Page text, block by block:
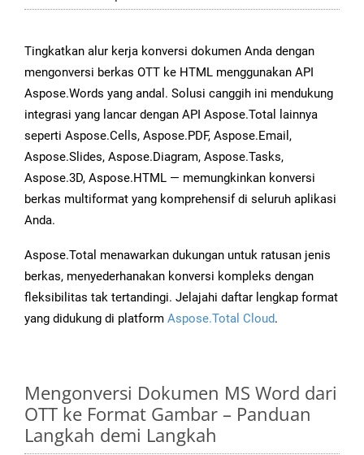
Tingkatkan alur kerja konversi dokumen Anda dengan
mengonversi berkas OTT ke HTML menggunakan API
Aspose.Words yang andal. Solusi canggih ini mendukung
integrasi yang lancar dengan API Aspose.Total lainnya
seperti Aspose.Cells, Aspose.PDF, Aspose.Email,
Aspose.Slides, Aspose.Diagram, Aspose.Tasks,
Aspose.3D, Aspose.HTML — memungkinkan konversi
berkas multiformat yang komprehensif di seluruh aplikasi
Anda.
Aspose.Total menawarkan dukungan untuk ratusan jenis
berkas, menyederhanakan konversi kompleks dengan
fleksibilitas tak tertandingi. Jelajahi daftar lengkap format
yang didukung di platform Aspose.Total Cloud.
Mengonversi Dokumen MS Word dari
OTT ke Format Gambar – Panduan
Langkah demi Langkah